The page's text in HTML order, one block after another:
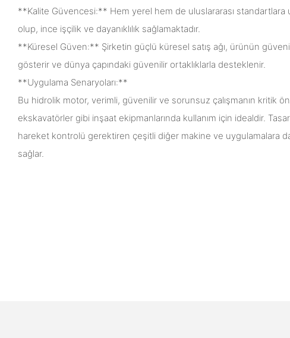
**Kalite Güvencesi:** Hem yerel hem de uluslararası standartlara
olup, ince işçilik ve dayanıklılık sağlamaktadır.
**Küresel Güven:** Şirketin güçlü küresel satış ağı, ürünün
gösterir ve dünya çapındaki güvenilir ortaklıklarla desteklenir.
**Uygulama Senaryoları:**
Bu hidrolik motor, verimli, güvenilir ve sorunsuz çalışmanın kritik
ekskavatörler gibi inşaat ekipmanlarında kullanım için idealdir.
hareket kontrolü gerektiren çeşitli diğer makine ve uygulamalara
sağlar.